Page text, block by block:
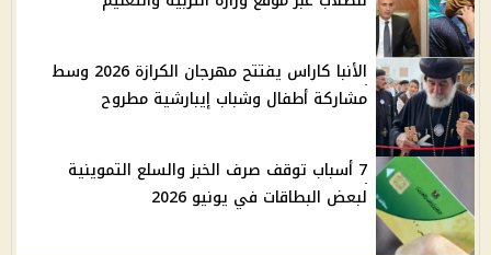
الأنبا كاراس يفتتح مهرجان الكرازة 2026 وسط
مشاركة أطفال وشباب إيبارشية مطروح
7 أسباب توقف صرف الخبز والسلع التموينية
لبعض البطاقات في يونيو 2026